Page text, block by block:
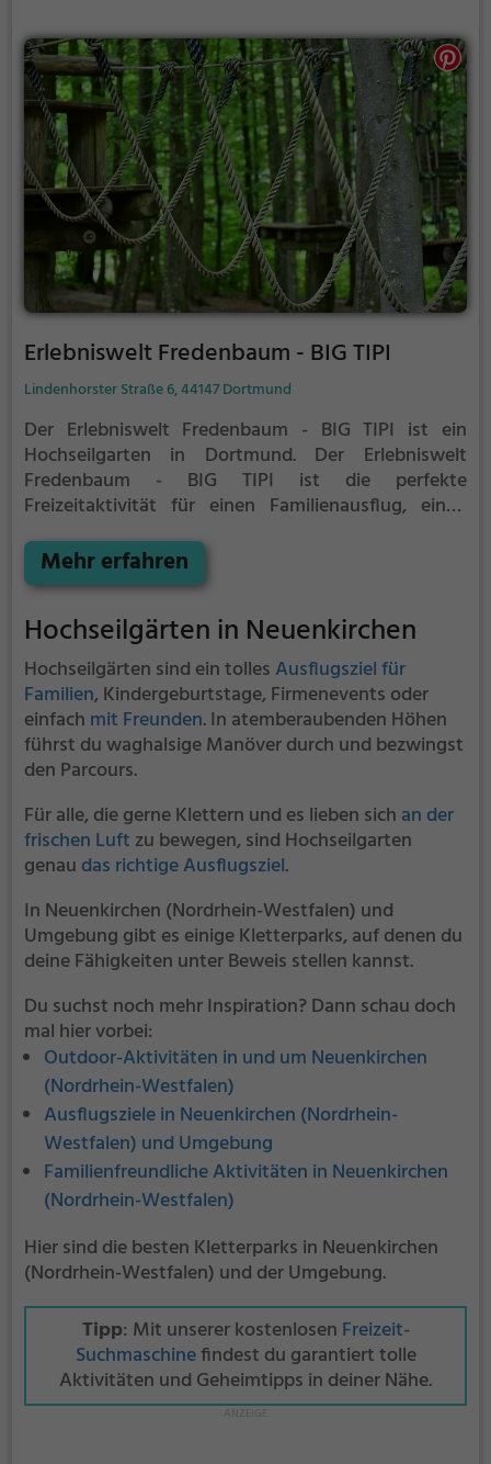
als auch Anfängern jede Menge Platz für Sport und
Spaß.
Erlebniswelt Fredenbaum - BIG TIPI
Lindenhorster Straße 6, 44147 Dortmund
Der Erlebniswelt Fredenbaum - BIG TIPI ist ein
Hochseilgarten in Dortmund. Der Erlebniswelt
Fredenbaum - BIG TIPI ist die perfekte
Freizeitaktivität für einen Familienausflug, einen
Zwischen den Bäumen, mehrere Meter über dem
Erdboden erwartet dich eine Welt voller Abenteuer
bietet sowohl erfahreneren Kletterern als auch
Anfängern jede Menge Platz für Sport und Spaß.
Mehr erfahren
Hochseilgärten in Neuenkirchen
Hochseilgärten sind ein tolles Ausflugsziel für
Familien, Kindergeburtstage, Firmenevents oder
einfach mit Freunden. In atemberaubenden Höhen
führst du waghalsige Manöver durch und bezwingst
den Parcours.
Für alle, die gerne Klettern und es lieben sich an der
frischen Luft zu bewegen, sind Hochseilgarten
genau das richtige Ausflugsziel.
In Neuenkirchen (Nordrhein-Westfalen) und
Umgebung gibt es einige Kletterparks, auf denen du
deine Fähigkeiten unter Beweis stellen kannst.
Du suchst noch mehr Inspiration? Dann schau doch
mal hier vorbei:
Outdoor-Aktivitäten in und um Neuenkirchen
(Nordrhein-Westfalen)
Ausflugsziele in Neuenkirchen (Nordrhein-
Westfalen) und Umgebung
Familienfreundliche Aktivitäten in Neuenkirchen
(Nordrhein-Westfalen)
Hier sind die besten Kletterparks in Neuenkirchen
(Nordrhein-Westfalen) und der Umgebung.
Tipp: Mit unserer kostenlosen Freizeit-
Suchmaschinefindest du garantiert tolle
Aktivitäten und Geheimtipps in deiner Nähe.